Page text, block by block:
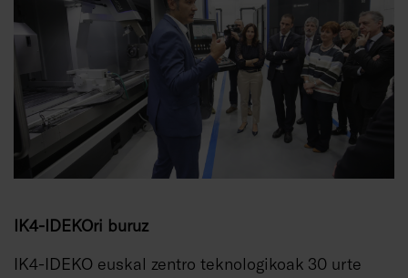
IK4-IDEKOri buruz
IK4-IDEKO euskal zentro teknologikoak 30 urte